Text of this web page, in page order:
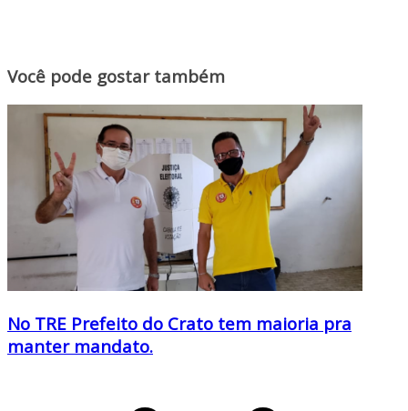
Você pode gostar também
No TRE Prefeito do Crato tem maioria pra
manter mandato.